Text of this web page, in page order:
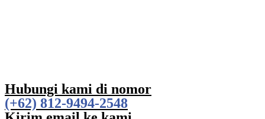
Hubungi kami di nomor
(+62) 812-9494-2548